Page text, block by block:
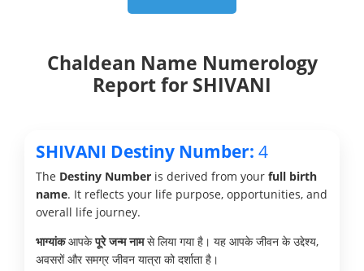
Chaldean Name Numerology
Report for SHIVANI
SHIVANI Destiny Number: 4
The Destiny Number is derived from your full birth
name. It reflects your life purpose, opportunities, and
overall life journey.
भाग्यांकआपकेपूरे जन्म नामसे लिया गया है। यह आपके जीवन के उद्देश्य,
अवसरों और समग्र जीवन यात्रा को दर्शाता है।